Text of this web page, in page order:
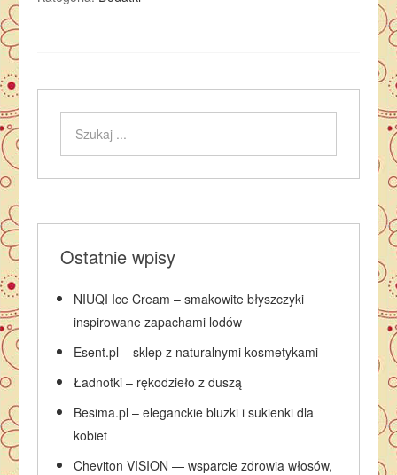
Ostatnie wpisy
NIUQI Ice Cream – smakowite błyszczyki
inspirowane zapachami lodów
Esent.pl – sklep z naturalnymi kosmetykami
Ładnotki – rękodzieło z duszą
Besima.pl – eleganckie bluzki i sukienki dla
kobiet
Cheviton VISION — wsparcie zdrowia włosów,